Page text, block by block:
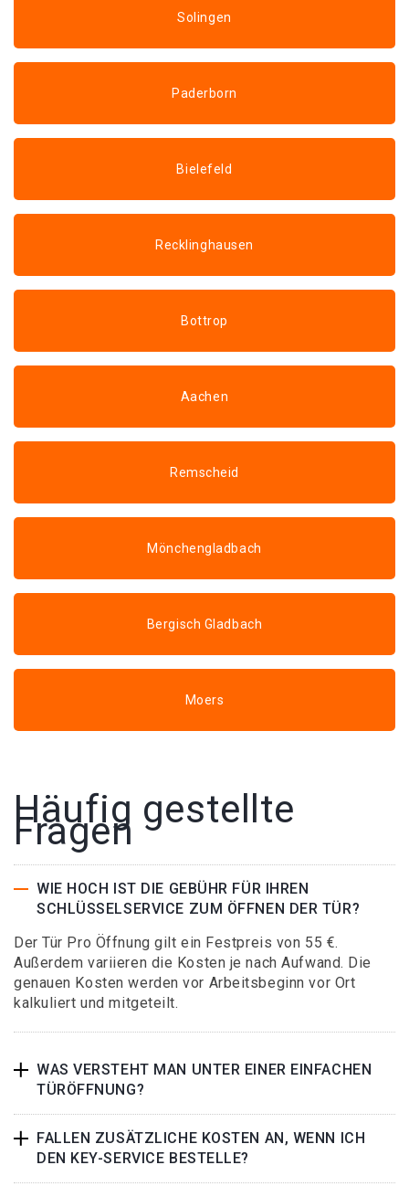
Solingen
Paderborn
Bielefeld
Recklinghausen
Bottrop
Aachen
Remscheid
Mönchengladbach
Bergisch Gladbach
Moers
Häufig gestellte
Fragen
WIE HOCH IST DIE GEBÜHR FÜR IHREN
SCHLÜSSELSERVICE ZUM ÖFFNEN DER TÜR?
Der Tür Pro Öffnung gilt ein Festpreis von 55 €.
Außerdem variieren die Kosten je nach Aufwand. Die
genauen Kosten werden vor Arbeitsbeginn vor Ort
kalkuliert und mitgeteilt.
WAS VERSTEHT MAN UNTER EINER EINFACHEN
TÜRÖFFNUNG?
FALLEN ZUSÄTZLICHE KOSTEN AN, WENN ICH
DEN KEY-SERVICE BESTELLE?